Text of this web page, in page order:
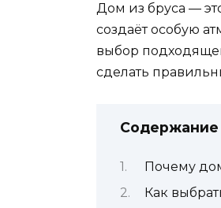
Дом из бруса —
создаёт особую
выбор
сделать
Содержание
Почему
Как